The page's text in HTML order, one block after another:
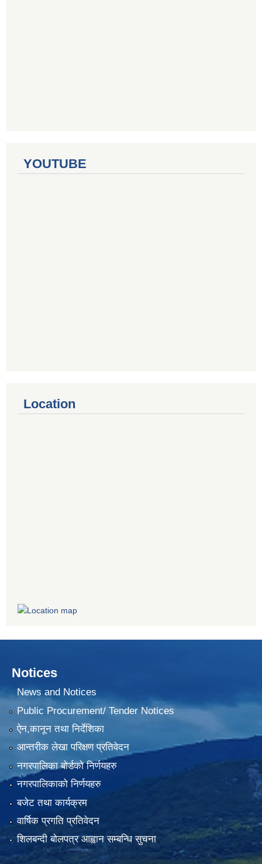
YOUTUBE
Location
Notices
News and Notices
Public Procurement/ Tender Notices
ऐन,कानून तथा निर्देशिका
आन्तरीक लेखा परिक्षण प्रतिवेदन
नगरपालिका बोर्डको निर्णयहरु
नगरपालिकाको निर्णयहरु
बजेट तथा कार्यक्रम
वार्षिक प्रगति प्रतिवेदन
शिलबन्दी बोलपत्र आह्वान सम्बन्धि सुचना